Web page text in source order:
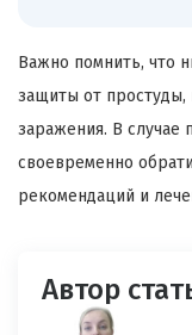
Важно помнить, что
защиты от простуды,
заражения. В случае
своевременно
рекомендаций и
Автор